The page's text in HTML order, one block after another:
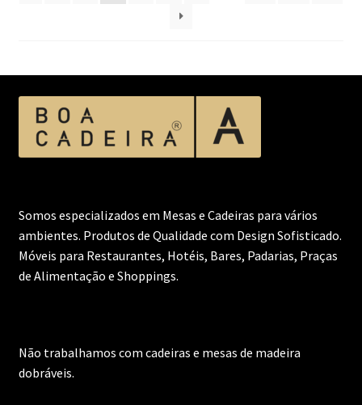
Somos especializados em Mesas e Cadeiras para vários
ambientes. Produtos de Qualidade com Design Sofisticado.
Móveis para Restaurantes, Hotéis, Bares, Padarias, Praças
de Alimentação e Shoppings.
Não trabalhamos com cadeiras e mesas de madeira
dobráveis.